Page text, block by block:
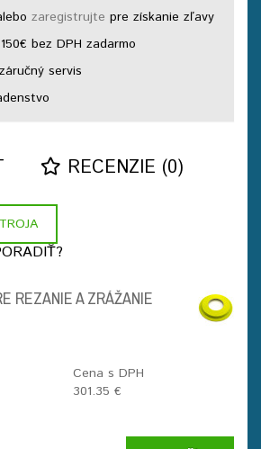
zaregistrujte pre získanie zľavy
bez DPH zadarmo
servis
RECENZIE (0)
REZANIE A ZRÁŽANIE
Cena s DPH
301.35 €